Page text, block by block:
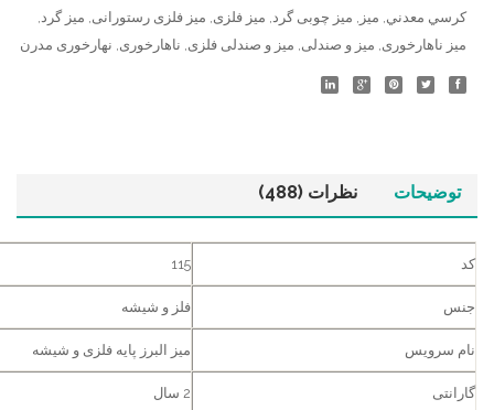
كرسي معدني, میز , میز چوبی گرد, میز فلزی, میز فلزی رستورانی, میز گرد,
میز ناهارخوری, میز و صندلی, میز و صندلی فلزی, ناهارخوری, نهارخوری مدرن
توضیحات نظرات (488)
کد 115
جنس فلز و شیشه
نام سرویس میز البرز پایه فلزی و شیشه
گارانتی 2 سال